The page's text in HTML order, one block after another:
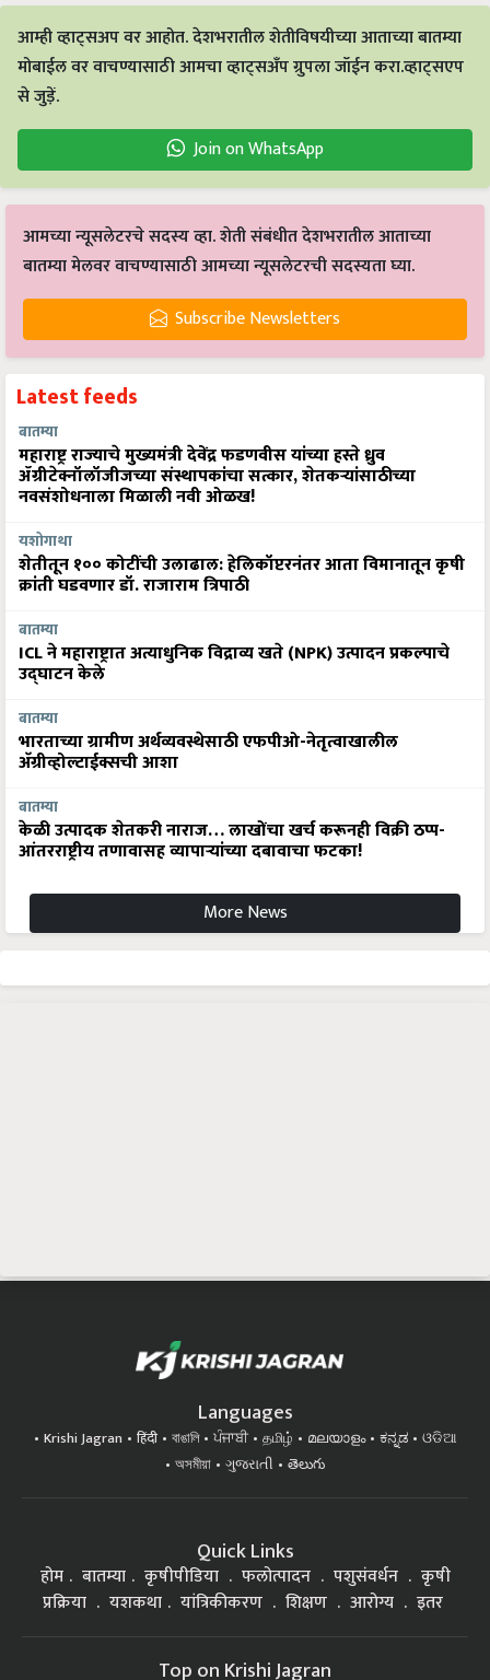
आम्ही व्हाट्सअप वर आहोत. देशभरातील शेतीविषयीच्या आताच्या बातम्या
मोबाईल वर वाचण्यासाठी आमचा व्हाट्सअँप ग्रुपला जॉईन करा.व्हाट्सएप
से जुड़ें.
Join on WhatsApp
आमच्या न्यूसलेटरचे सदस्य व्हा. शेती संबंधीत देशभरातील आताच्या
बातम्या मेलवर वाचण्यासाठी आमच्या न्यूसलेटरची सदस्यता घ्या.
Subscribe Newsletters
Latest feeds
बातम्या
महाराष्ट्र राज्याचे मुख्यमंत्री देवेंद्र फडणवीस यांच्या हस्ते ध्रुव
ॲग्रीटेक्नॉलॉजीजच्या संस्थापकांचा सत्कार, शेतकऱ्यांसाठीच्या
नवसंशोधनाला मिळाली नवी ओळख!
यशोगाथा
शेतीतून १०० कोटींची उलाढाल: हेलिकॉप्टरनंतर आता विमानातून कृषी
क्रांती घडवणार डॉ. राजाराम त्रिपाठी
बातम्या
ICL ने महाराष्ट्रात अत्याधुनिक विद्राव्य खते (NPK) उत्पादन प्रकल्पाचे
उद्घाटन केले
बातम्या
भारताच्या ग्रामीण अर्थव्यवस्थेसाठी एफपीओ-नेतृत्वाखालील
अ‍ॅग्रीव्होल्टाईक्सची आशा
बातम्या
केळी उत्पादक शेतकरी नाराज… लाखोंचा खर्च करूनही विक्री ठप्प-
आंतरराष्ट्रीय तणावासह व्यापाऱ्यांच्या दबावाचा फटका!
More News
Languages
Krishi Jagran हिंदी বাঙালি ਪੰਜਾਬੀ தமிழ் മലയാളം ಕನ್ನಡ
ଓଡିଆ
অসমীয়া
ગુજરાતી తెలుగు
Quick Links
होम बातम्या कृषीपीडिया फलोत्पादन पशुसंवर्धन
कृषी
प्रक्रिया
यशकथा यांत्रिकीकरण शिक्षण आरोग्य इतर
Top on Krishi Jagran